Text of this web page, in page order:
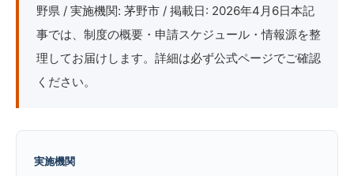
野県 / 実施機関: 茅野市 / 掲載日: 2026年4月6日本記
事では、制度の概要・申請スケジュール・情報源を整
理してお届けします。詳細は必ず公式ページでご確認
ください。
実施機関